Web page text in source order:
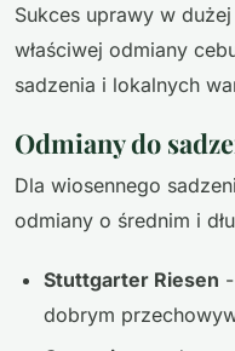
Sukces uprawy w
właściwej odmiany
sadzenia i lokalnych
Odmiany do
Dla wiosennego
odmiany o średnim i
Stuttgarter Riesen
dobrym